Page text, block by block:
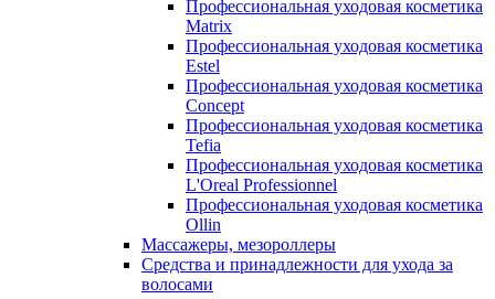
Профессиональная уходовая косметика
Matrix
Профессиональная уходовая косметика
Estel
Профессиональная уходовая косметика
Concept
Профессиональная уходовая косметика
Tefia
Профессиональная уходовая косметика
L'Oreal Professionnel
Профессиональная уходовая косметика
Ollin
Массажеры, мезороллеры
Средства и принадлежности для ухода за
волосами